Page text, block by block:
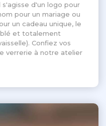
d'un logo pour
pour un mariage ou
un cadeau unique, le
et totalement
Confiez vos
verrerie à notre atelier